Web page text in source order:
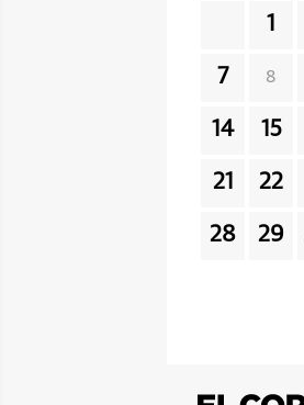
1
7 8
14 15
21 22
28 29